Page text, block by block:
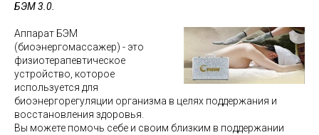
БЭМ 3.0.
Аппарат БЭМ
(биоэнергомассажер) - это
физиотерапевтическое
устройство, которое
используется для
биоэнергорегуляции организма в целях поддержания и
восстановления здоровья.
Вы можете помочь себе и своим близким в поддержании